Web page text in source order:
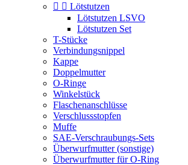
  Lötstutzen
Lötstutzen LSVO
Lötstutzen Set
T-Stücke
Verbindungsnippel
Kappe
Doppelmutter
O-Ringe
Winkelstück
Flaschenanschlüsse
Verschlussstopfen
Muffe
SAE-Verschraubungs-Sets
Überwurfmutter (sonstige)
Überwurfmutter für O-Ring